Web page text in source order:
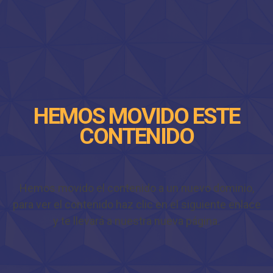
HEMOS MOVIDO ESTE
CONTENIDO
Hemos movido el contenido a un nuevo dominio,
para ver el contenido haz clic en el siguiente enlace
y te llevará a nuestra nueva página.